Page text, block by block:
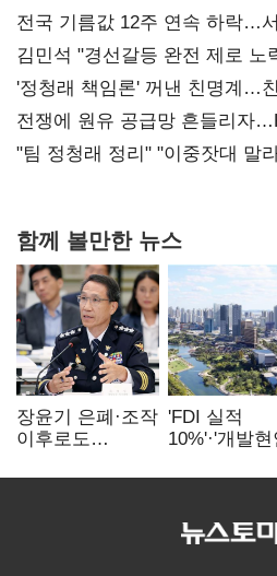
전국 기름값 12주 연속 하락…
김민석 "경선갈등 완전 제로
사과부터"
'정청래 책임론' 꺼낸 친명계…
때리기
전쟁에 원유 공급망 흔들리자
핵심으로 재부상
"팀 정청래 정리" "이중잣대 말
함께 볼만한 뉴스
장윤기 은폐·조작
이후로도
내부비위…경찰
'FDI 실적
10%'·'개발
인천경제청